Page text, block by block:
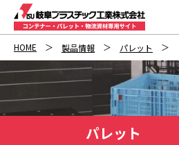
HOME 製品情報 パレット
パレット